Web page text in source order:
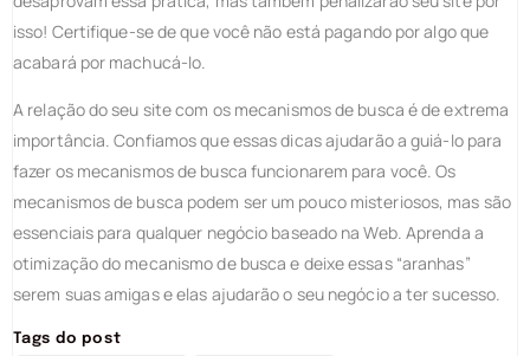
isso! Certifique-se de que você não está pagando por algo que
acabará por machucá-lo.
A relação do seu site com os mecanismos de busca é de extrema
importância. Confiamos que essas dicas ajudarão a guiá-lo para
fazer os mecanismos de busca funcionarem para você. Os
mecanismos de busca podem ser um pouco misteriosos, mas são
essenciais para qualquer negócio baseado na Web. Aprenda a
otimização do mecanismo de busca e deixe essas “aranhas”
serem suas amigas e elas ajudarão o seu negócio a ter sucesso.
Tags do post